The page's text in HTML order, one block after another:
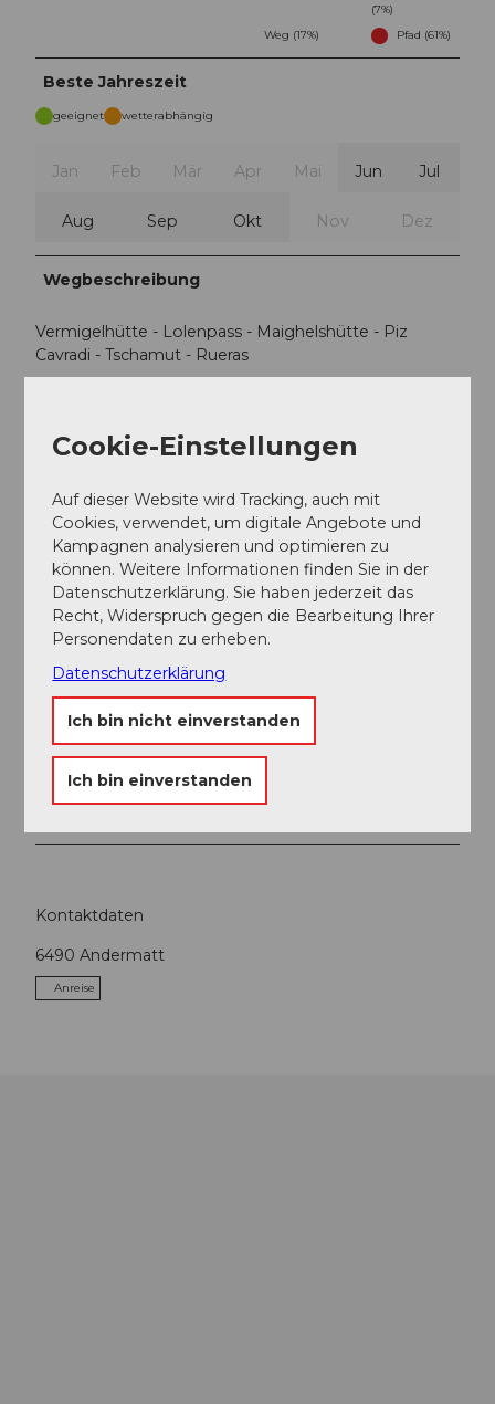
(7%)
Weg (17%)
Pfad (61%)
Beste Jahreszeit
geeignet wetterabhängig
Jan Feb Mär Apr Mai Jun Jul
Aug Sep Okt Nov Dez
Wegbeschreibung
Vermigelhütte - Lolenpass - Maighelshütte - Piz
Cavradi - Tschamut - Rueras
Andermatt-Urserntal Tourismus GmbH
Organisation
Région de vacances Andermatt
In der Nähe
Veranstaltung
Kontaktdaten
6490 Andermatt
Anreise
Cookie-Einstellungen
Auf dieser Website wird Tracking, auch mit
Cookies, verwendet, um digitale Angebote und
Kampagnen analysieren und optimieren zu
können. Weitere Informationen finden Sie in der
Datenschutzerklärung. Sie haben jederzeit das
Recht, Widerspruch gegen die Bearbeitung Ihrer
Personendaten zu erheben.
Datenschutzerklärung
Ich bin nicht einverstanden
Ich bin einverstanden